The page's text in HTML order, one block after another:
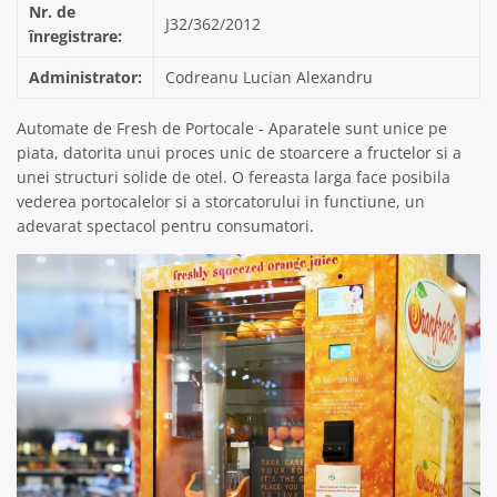
Nr. de
înregistrare:
J32/362/2012
Administrator: Codreanu Lucian Alexandru
Automate de Fresh de Portocale - Aparatele sunt unice pe
piata, datorita unui proces unic de stoarcere a fructelor si a
unei structuri solide de otel. O fereasta larga face posibila
vederea portocalelor si a storcatorului in functiune, un
adevarat spectacol pentru consumatori.